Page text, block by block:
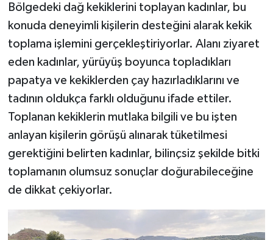
Bölgedeki dağ kekiklerini toplayan kadınlar, bu
konuda deneyimli kişilerin desteğini alarak kekik
toplama işlemini gerçekleştiriyorlar. Alanı ziyaret
eden kadınlar, yürüyüş boyunca topladıkları
papatya ve kekiklerden çay hazırladıklarını ve
tadının oldukça farklı olduğunu ifade ettiler.
Toplanan kekiklerin mutlaka bilgili ve bu işten
anlayan kişilerin görüşü alınarak tüketilmesi
gerektiğini belirten kadınlar, bilinçsiz şekilde bitki
toplamanın olumsuz sonuçlar doğurabileceğine
de dikkat çekiyorlar.